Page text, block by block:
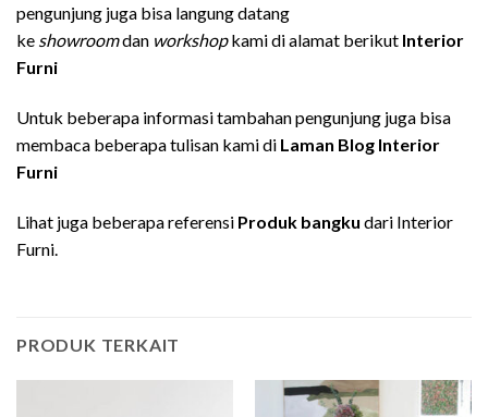
pengunjung juga bisa langung datang
ke showroomdan workshopkami di alamat berikut Interior
Furni
Untuk beberapa informasi tambahan pengunjung juga bisa
membaca beberapa tulisan kami di Laman Blog Interior
Furni
Lihat juga beberapa referensi Produk bangku dari Interior
Furni.
PRODUK TERKAIT